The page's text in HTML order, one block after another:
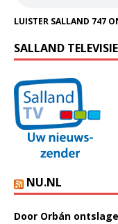
LUISTER SALLAND 747
SALLAND
NU.NL
Door Orbán